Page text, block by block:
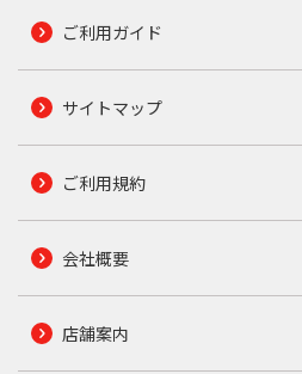
ご利用ガイド
サイトマップ
ご利用規約
会社概要
店舗案内